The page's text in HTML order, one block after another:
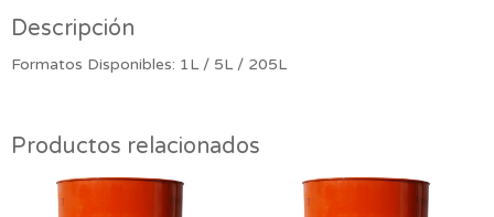
Descripción
Formatos Disponibles: 1L / 5L / 205L
Productos relacionados